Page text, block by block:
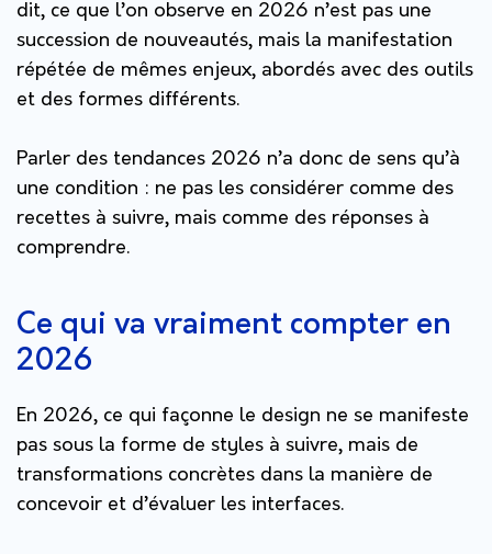
dit, ce que l’on observe en 2026 n’est pas une
succession de nouveautés, mais la manifestation
répétée de mêmes enjeux, abordés avec des outils
et des formes différents.
Parler des tendances 2026 n’a donc de sens qu’à
une condition : ne pas les considérer comme des
recettes à suivre, mais comme des réponses à
comprendre.
Ce qui va vraiment compter en
2026
En 2026, ce qui façonne le design ne se manifeste
pas sous la forme de styles à suivre, mais de
transformations concrètes dans la manière de
concevoir et d’évaluer les interfaces.